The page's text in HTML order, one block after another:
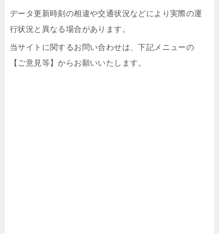
データ更新時刻の相違や交通状況などにより実際の運
行状況と異なる場合があります。
当サイトに関するお問い合わせは、下記メニューの
【ご意見等】からお願いいたします。